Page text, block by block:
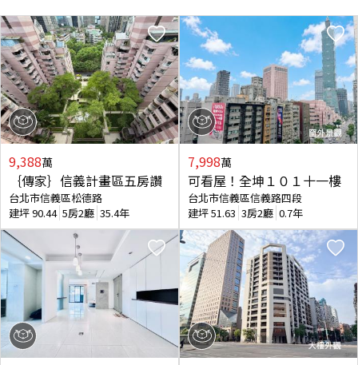
9,388萬
｛傳家｝信義計畫區五房讚
台北市信義區松德路
建坪90.44 5房2廳 35.4年
7,998萬
可看屋！全坤１０１十一樓
台北市信義區信義路四段
建坪51.63 3房2廳 0.7年